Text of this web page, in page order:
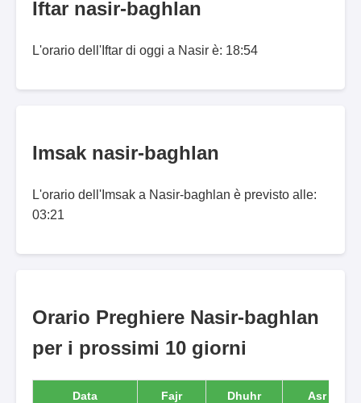
Iftar nasir-baghlan
L'orario dell'Iftar di oggi a Nasir è: 18:54
Imsak nasir-baghlan
L'orario dell'Imsak a Nasir-baghlan è previsto alle:
03:21
Orario Preghiere Nasir-baghlan
per i prossimi 10 giorni
Data Fajr Dhuhr Asr